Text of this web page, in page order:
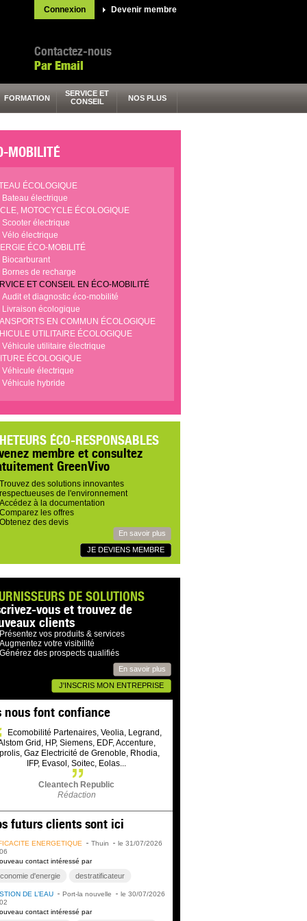
Connexion Devenir membre
Contactez-nous
Par Email
FORMATION
SERVICE ET
CONSEIL
NOS PLUS
MOBILITÉ
ÉCOLOGIQUE
Bateau électrique
MOTOCYCLE ÉCOLOGIQUE
Scooter électrique
Vélo électrique
ÉCO-MOBILITÉ
Biocarburant
Bornes de recharge
ET CONSEIL EN ÉCO-MOBILITÉ
Audit et diagnostic éco-mobilité
Livraison écologique
EN COMMUN ÉCOLOGIQUE
UTILITAIRE ÉCOLOGIQUE
Véhicule utilitaire électrique
ÉCOLOGIQUE
Véhicule électrique
Véhicule hybride
ÉCO-RESPONSABLES
membre et consultez
GreenVivo
Trouvez des solutions innovantes
respectueuses de l'environnement
Accédez à la documentation
Comparez les offres
Obtenez des devis
En savoir plus
JE DEVIENS MEMBRE
DE SOLUTIONS
vous et trouvez de
clients
Présentez vos produits & services
Augmentez votre visibilité
Générez des prospects qualifiés
En savoir plus
J'INSCRIS MON ENTREPRISE
nous font confiance
Ecomobilité Partenaires, Veolia, Legrand,
Grid, HP, Siemens, EDF, Accenture,
Gaz Electricité de Grenoble, Rhodia,
IFP, Evasol, Soitec, Eolas...
Cleantech Republic
Rédaction
futurs clients sont ici
ÉNERGÉTIQUE Thuin
le 31/07/2026
contact intéressé par
d'energie destratificateur
DE L’EAU Port-la nouvelle
le 30/07/2026
contact intéressé par